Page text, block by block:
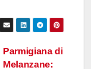
Parmigiana di
Melanzane: